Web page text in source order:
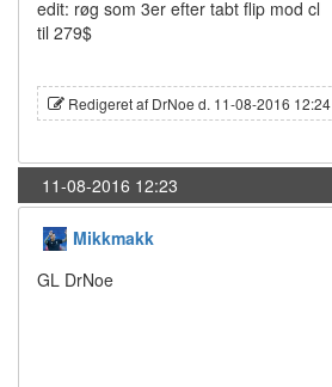
edit: røg som 3er efter tabt flip mod cl
til 279$
Redigeret af DrNoe d. 11-08-2016 12:24
11-08-2016 12:23
Mikkmakk
GL DrNoe